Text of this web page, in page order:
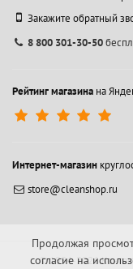
Закажите обратный
8 800 301-30-50
Рейтинг магазина на
Интернет-магазин
store@cleanshop.ru
© 1994-2026
Продолжая
согласие на